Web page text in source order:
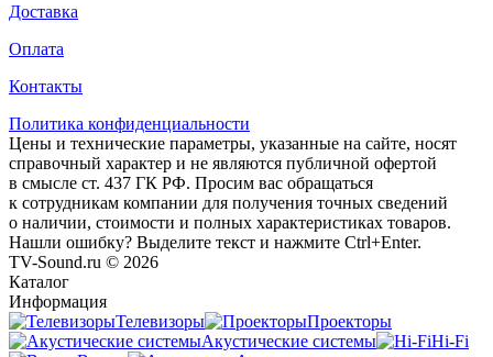
Доставка
Оплата
Контакты
Политика конфиденциальности
Цены и технические параметры, указанные на сайте, носят
справочный характер и не являются публичной офертой
в смысле ст. 437 ГК РФ. Просим вас обращаться
к сотрудникам компании для получения точных сведений
о наличии, стоимости и полных характеристиках товаров.
Нашли ошибку? Выделите текст и нажмите Ctrl+Enter.
TV-Sound.ru © 2026
Каталог
Информация
Телевизоры
Проекторы
Акустические системы
Hi-Fi